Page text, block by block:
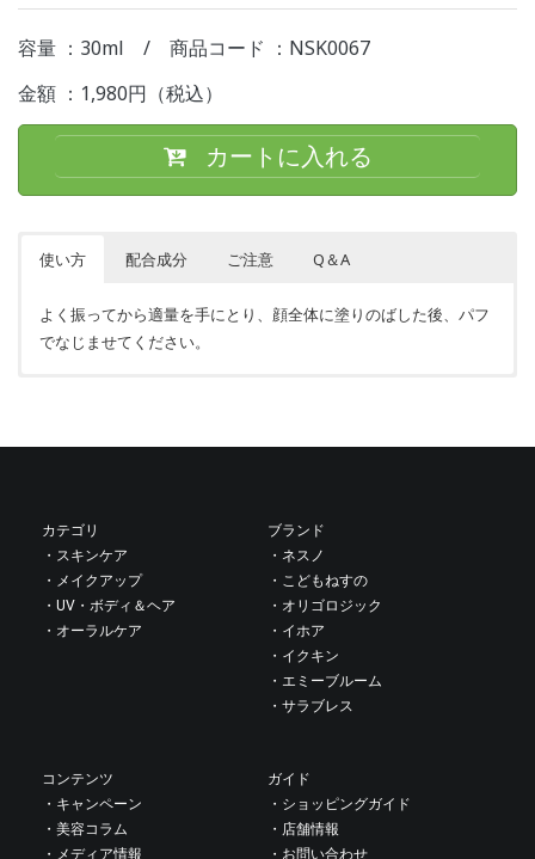
容量 ：30ml / 商品コード ：NSK0067
金額 ：1,980円（税込）
カートに入れる
使い方 配合成分 ご注意 Q＆A
よく振ってから適量を手にとり、顔全体に塗りのばした後、パフ
でなじませてください。
カ、乳酸Na、ジメチコン、乳酸、水添レシチン、ビスグリセリル
Ca、塩化Mｇ、硫酸Mg、メタケイ酸Na、炭酸水素Na、トコフェ
ロール、「+/-」酸化鉄
に合わない時はご使用をおやめください。傷やはれもの、しっし
異常が生じた場合、そのまま使用を続けますと症状を悪化させる
ことがありますので、すぐに使用を中止し皮膚科専門医等にご相
談されることをおすすめします。目に入らないように注意し、万
が一入った時はすぐに洗い流してください。
直射日光を避け、できるだけ涼しいところで保管してください。
幼児の手の届かないところに保管してください。開封後はできる
せん。
カテゴリ
・スキンケア
・メイクアップ
・UV・ボディ＆ヘア
・オーラルケア
ブランド
・ネスノ
・こどもねすの
・オリゴロジック
・イホア
・イクキン
・エミーブルーム
・サラブレス
コンテンツ
・キャンペーン
・美容コラム
・メディア情報
ガイド
・ショッピングガイド
・店舗情報
・お問い合わせ